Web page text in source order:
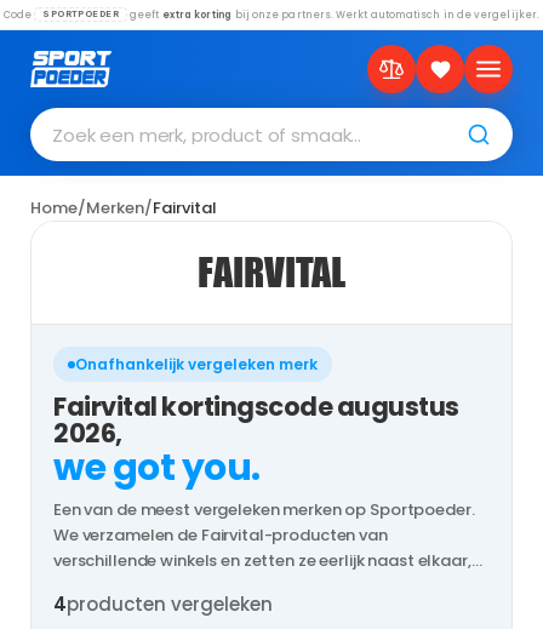
Code SPORTPOEDER geeft extra korting bij onze partners. Werkt automatisch in de vergelijker.
Zoek een merk, product of smaak…
Home/Merken/Fairvital
FAIRVITAL
Onafhankelijk vergeleken merk
Fairvital kortingscode augustus
2026,
we got you.
Een van de meest vergeleken merken op Sportpoeder.
We verzamelen de Fairvital-producten van
verschillende winkels en zetten ze eerlijk naast elkaar,
4producten vergeleken